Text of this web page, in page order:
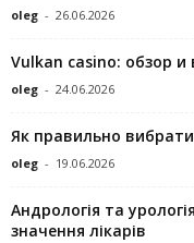
oleg - 26.06.2026
Vulkan casino: обзор
oleg - 24.06.2026
Як правильно
oleg - 19.06.2026
Андрологія та
значення лікарів